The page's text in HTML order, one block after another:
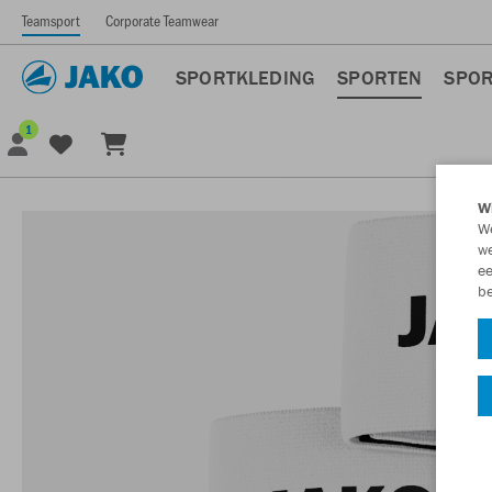
Teamsport Corporate Teamwear
SPORTKLEDING SPORTEN
1